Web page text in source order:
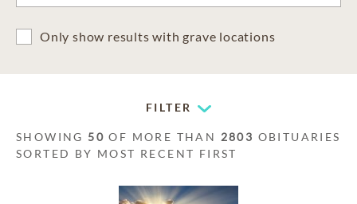
Only show results with grave locations
FILTER
SHOWING 50 OF MORE THAN 2803 OBITUARIES
SORTED BY MOST RECENT FIRST